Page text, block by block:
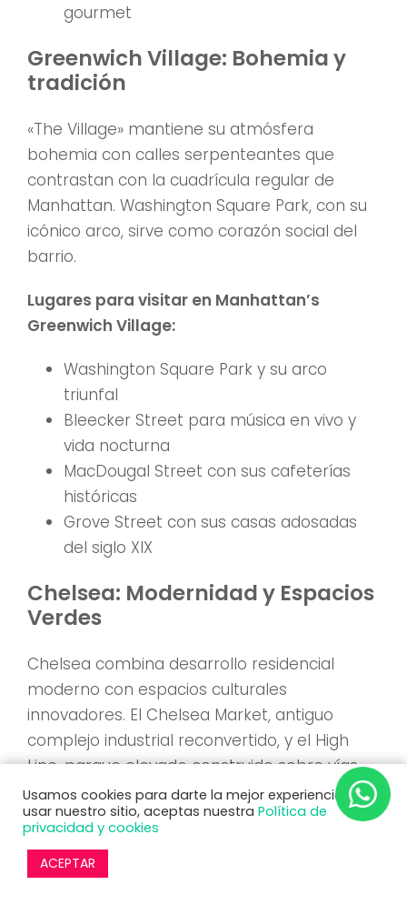
gourmet
Greenwich Village: Bohemia y
tradición
«The Village» mantiene su atmósfera
bohemia con calles serpenteantes que
contrastan con la cuadrícula regular de
Manhattan. Washington Square Park, con su
icónico arco, sirve como corazón social del
barrio.
Lugares para visitar en Manhattan’s
Greenwich Village:
Washington Square Park y su arco
triunfal
Bleecker Street para música en vivo y
vida nocturna
MacDougal Street con sus cafeterías
históricas
Grove Street con sus casas adosadas
del siglo XIX
Chelsea: Modernidad y Espacios
Verdes
Chelsea combina desarrollo residencial
moderno con espacios culturales
innovadores. El Chelsea Market, antiguo
complejo industrial reconvertido, y el High
Line, parque elevado construido sobre vías
férreas abandonadas, representan la
reinvención urbana contemporánea.
High Line Park:
Usamos cookies para darte la mejor experiencia. Al
usar nuestro sitio, aceptas nuestra Política de
privacidad y cookies
ACEPTAR